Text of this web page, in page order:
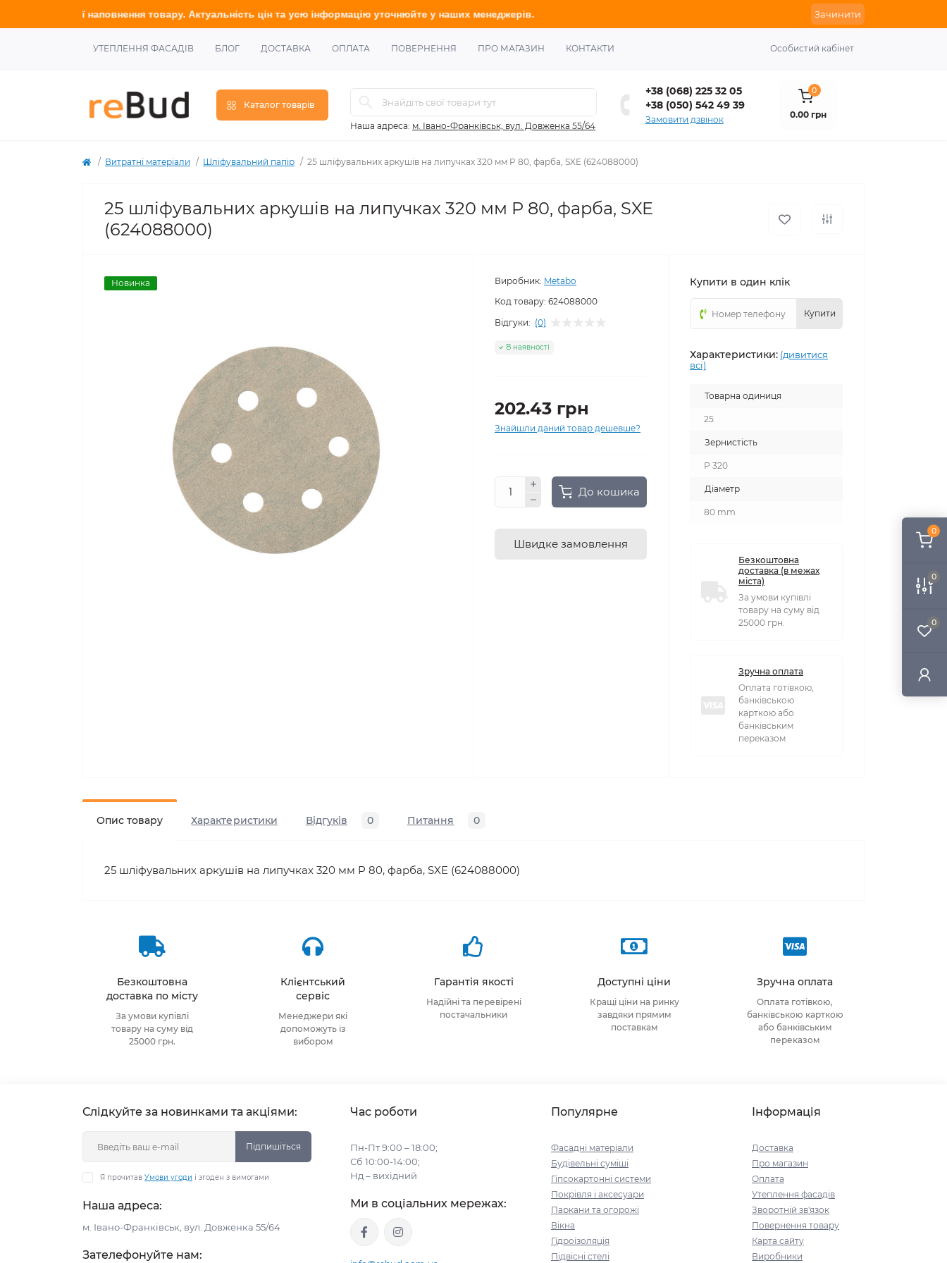
0
0
0
наповнення товару. Актуальність цін та усю інформацію уточнюйтеу наших менеджерів. Зачинити
УТЕПЛЕННЯ ФАСАДІВ БЛОГ ДОСТАВКА ОПЛАТА ПОВЕРНЕННЯ ПРО МАГАЗИН КОНТАКТИ Особистий кабінет
Каталог товарів
Наша адреса: м. Івано-Франківськ, вул. Довженка 55/64
+38 (068) 225 32 05
+38 (050) 542 49 39
Замовити дзвінок
0
0.00 грн
Витратні матеріали Шліфувальний папір 25 шліфувальних аркушів на липучках 320 мм P 80, фарба, SXE (624088000)
25 шліфувальних аркушів на липучках 320 мм P 80, фарба, SXE
(624088000)
Новинка Виробник: Metabo
Код товару: 624088000
Відгуки: (0)
В наявності
202.43 грн
Знайшли даний товар дешевше?
До кошика
Швидке замовлення
Купити в один клік
Купити
Характеристики: (дивитися
всі)
Товарна одиниця
25
Зернистість
P 320
Діаметр
80 mm
Безкоштовна
доставка (в межах
міста)
За умови купівлі
товару на суму від
25000 грн.
Зручна оплата
Оплата готівкою,
банківською
карткою або
банківським
переказом
Опис товару Характеристики Відгуків 0 Питання 0
25 шліфувальних аркушів на липучках 320 мм P 80, фарба, SXE (624088000)
Безкоштовна
доставка по місту
За умови купівлі
товару на суму від
25000 грн.
Клієнтський
сервіс
Менеджери які
допоможуть із
вибором
Гарантія якості
Надійні та перевірені
постачальники
Доступні ціни
Кращі ціни на ринку
завдяки прямим
поставкам
Зручна оплата
Оплата готівкою,
банківською карткою
або банківським
переказом
Слідкуйте за новинками та акціями:
Підпишіться
Я прочитав Умови угоди і згоден з вимогами
Наша адреса:
м. Івано-Франківськ, вул. Довженка 55/64
Зателефонуйте нам:
Час роботи
Пн-Пт 9:00 – 18:00;
Сб 10:00-14:00;
Нд – вихідний
Ми в соціальних мережах:
Популярне
Фасадні матеріали
Будівельні cуміші
Гіпсокартонні системи
Покрівля і аксесуари
Паркани та огорожі
Вікна
Гідроізоляція
Підвісні стелі
Інформація
Доставка
Про магазин
Оплата
Утеплення фасадів
Зворотній зв'язок
Повернення товару
Карта сайту
Виробники